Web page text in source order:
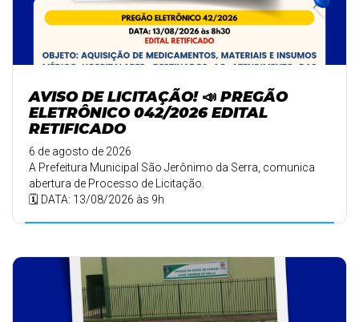
AVISO DE LICITAÇÃO! 📣 PREGÃO
ELETRÔNICO 042/2026 EDITAL
RETIFICADO
6 de agosto de 2026
A Prefeitura Municipal São Jerônimo da Serra, comunica
abertura de Processo de Licitação.
🗓️ DATA: 13/08/2026 às 9h